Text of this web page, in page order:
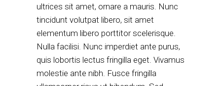
ultrices sit amet, ornare a mauris. Nunc
tincidunt volutpat libero, sit amet
elementum libero porttitor scelerisque.
Nulla facilisi. Nunc imperdiet ante purus,
quis lobortis lectus fringilla eget. Vivamus
molestie ante nibh. Fusce fringilla